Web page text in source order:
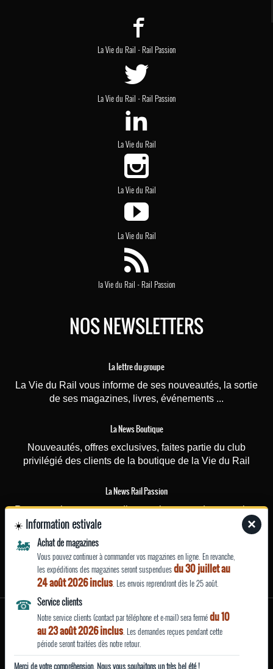
La Vie du Rail - Rail Passion
La Vie du Rail - Rail Passion
La Vie du Rail
La Vie du Rail
La Vie du Rail
la Vie du Rail - Rail Passion
NOS NEWSLETTERS
La lettre du groupe
La Vie du Rail vous informe de ses nouveautés, la sortie
de ses magazines, livres, événements ...
La News Boutique
Nouveautés, offres exclusives, faites partie du club
privilégié des clients de la boutique de la Vie du Rail
La News Rail Passion
Recevez chaque mercredi toutes les actus du magazine,
les dossiers spéciaux, les vidéos, le magazine dès sa
EN SAVOIR
PLUS
Mentions légales
Qui sommes-nous ?
Conditions générales de vente et d’utilisation
Politique de confidentialité
×
☀️ Information estivale
🚂 Achat de magazines
Vous pouvez continuer à commander vos magazines en ligne. En revanche,
les expéditions des magazines seront suspenduesdu 30 juillet au
24 août 2026 inclus. Les envois reprendront dès le 25 août.
☎ Service clients
Notre service clients (contact par téléphone et e-mail) sera fermédu 10
au 23 août 2026 inclus. Les demandes reçues pendant cette
période seront traitées dès notre retour.
Merci de votre compréhension. Nous vous souhaitons un très bel été !